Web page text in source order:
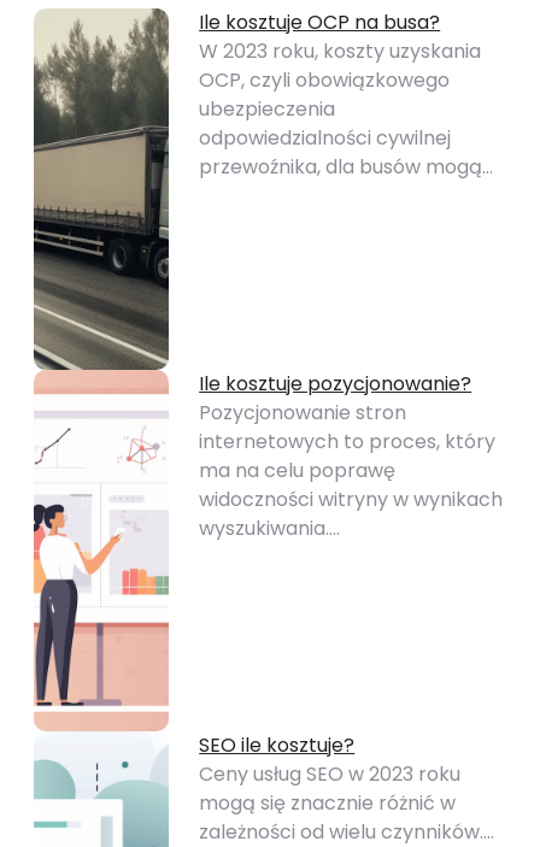
Ile kosztuje OCP na busa?
W 2023 roku, koszty uzyskania
OCP, czyli obowiązkowego
ubezpieczenia
odpowiedzialności cywilnej
przewoźnika, dla busów mogą…
Ile kosztuje pozycjonowanie?
Pozycjonowanie stron
internetowych to proces, który
ma na celu poprawę
widoczności witryny w wynikach
wyszukiwania.…
SEO ile kosztuje?
Ceny usług SEO w 2023 roku
mogą się znacznie różnić w
zależności od wielu czynników.…